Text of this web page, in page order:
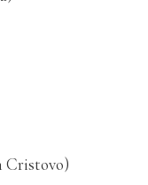
Cristovo)